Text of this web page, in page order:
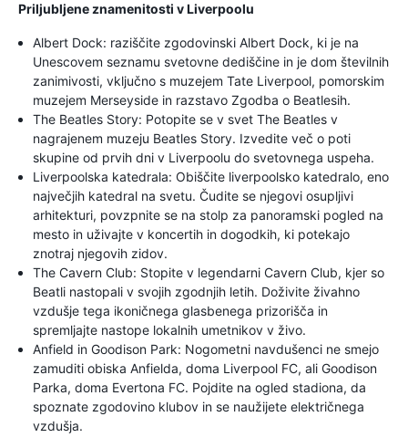
Priljubljene znamenitosti v Liverpoolu
Albert Dock: raziščite zgodovinski Albert Dock, ki je na
Unescovem seznamu svetovne dediščine in je dom številnih
zanimivosti, vključno s muzejem Tate Liverpool, pomorskim
muzejem Merseyside in razstavo Zgodba o Beatlesih.
The Beatles Story: Potopite se v svet The Beatles v
nagrajenem muzeju Beatles Story. Izvedite več o poti
skupine od prvih dni v Liverpoolu do svetovnega uspeha.
Liverpoolska katedrala: Obiščite liverpoolsko katedralo, eno
največjih katedral na svetu. Čudite se njegovi osupljivi
arhitekturi, povzpnite se na stolp za panoramski pogled na
mesto in uživajte v koncertih in dogodkih, ki potekajo
znotraj njegovih zidov.
The Cavern Club: Stopite v legendarni Cavern Club, kjer so
Beatli nastopali v svojih zgodnjih letih. Doživite živahno
vzdušje tega ikoničnega glasbenega prizorišča in
spremljajte nastope lokalnih umetnikov v živo.
Anfield in Goodison Park: Nogometni navdušenci ne smejo
zamuditi obiska Anfielda, doma Liverpool FC, ali Goodison
Parka, doma Evertona FC. Pojdite na ogled stadiona, da
spoznate zgodovino klubov in se naužijete električnega
vzdušja.